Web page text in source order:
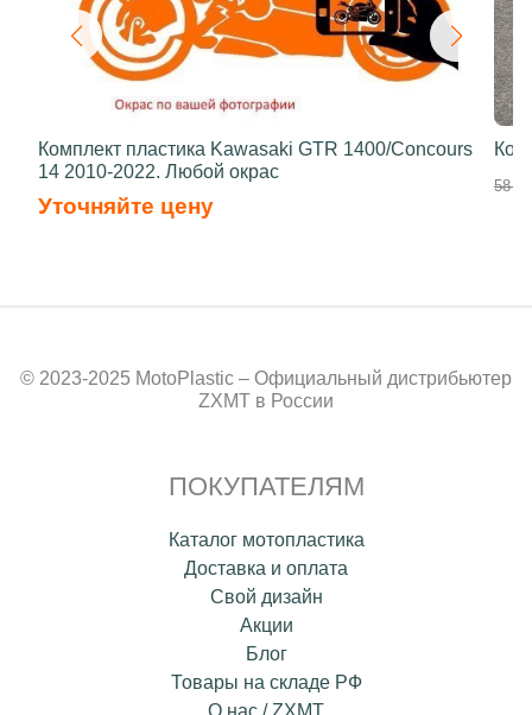
Комплект пластика Kawasaki GTR 1400/Concours
14 2010-2022. Любой окрас
Уточняйте цену
58
© 2023-2025 MotoPlastic – Официальный дистрибьютер
ZXMT в России
ПОКУПАТЕЛЯМ
Каталог мотопластика
Доставка и оплата
Свой дизайн
Акции
Блог
Товары на складе РФ
О нас / ZXMT